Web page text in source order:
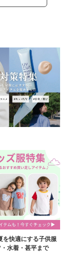
を快適にする子供服
水着・甚平まで